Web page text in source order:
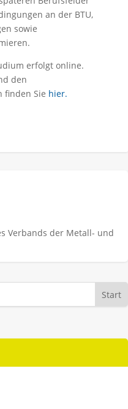
an der BTU,
sowie
erfolgt online.
den
finden Sie hier.
Verbands der Metall- und
Start